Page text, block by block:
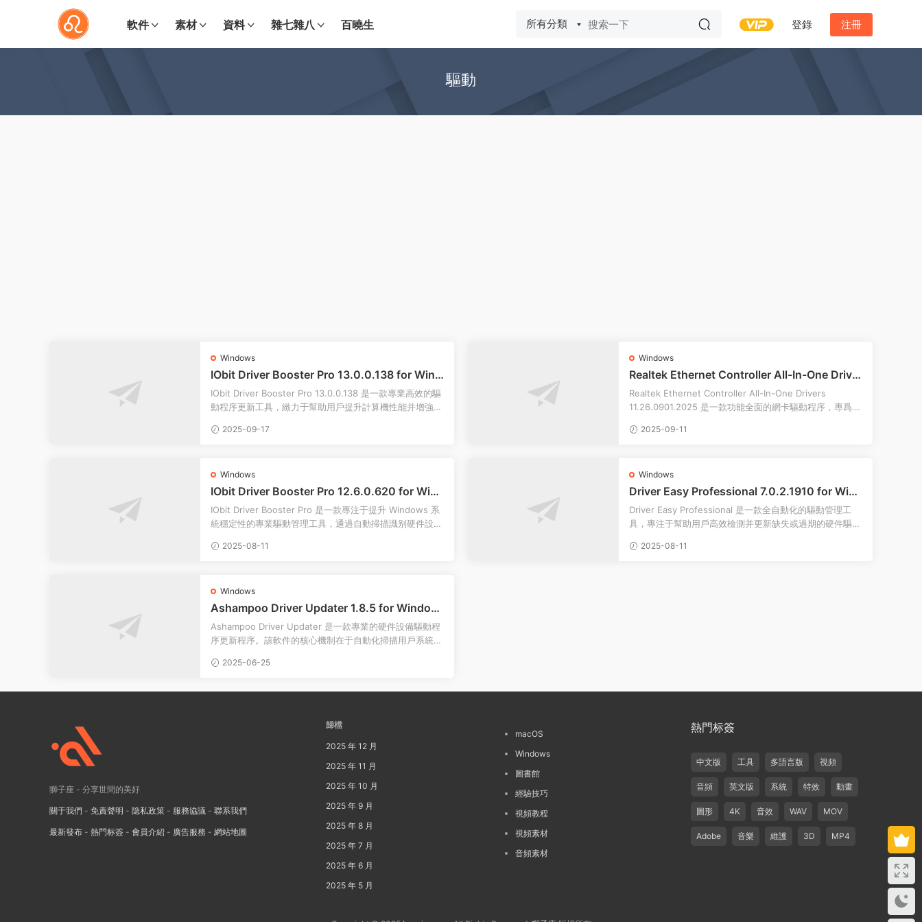
軟件 素材 資料 雜七雜八 百曉生 所有分類 登錄 注冊
驅動
Windows
IObit Driver Booster Pro 13.0.0.138 for Wind
ows中文版
IObit Driver Booster Pro 13.0.0.138 是一款專業高效的驅
動程序更新工具，緻力于幫助用戶提升計算機性能并增強系
2025-09-17
Windows
Realtek Ethernet Controller All-In-One Driver
s 11.26.0901.2025 for Windows
Realtek Ethernet Controller All-In-One Drivers
11.26.0901.2025 是一款功能全面的網卡驅動程序，專爲...
2025-09-11
Windows
IObit Driver Booster Pro 12.6.0.620 for Wind
ows中文版
IObit Driver Booster Pro 是一款專注于提升 Windows 系
統穩定性的專業驅動管理工具，通過自動掃描識别硬件設備
2025-08-11
Windows
Driver Easy Professional 7.0.2.1910 for Wind
ows中文專業版
Driver Easy Professional 是一款全自動化的驅動管理工
具，專注于幫助用戶高效檢測并更新缺失或過期的硬件驅動
2025-08-11
Windows
Ashampoo Driver Updater 1.8.5 for Window
s中文版
Ashampoo Driver Updater 是一款專業的硬件設備驅動程
序更新程序。該軟件的核心機制在于自動化掃描用戶系統，
2025-06-25
獅子座 - 分享世間的美好
關于我們 - 免責聲明 - 隐私政策 - 服務協議 - 聯系我們
最新發布 - 熱門标簽 - 會員介紹 - 廣告服務 - 網站地圖
歸檔
2025 年 12 月
2025 年 11 月
2025 年 10 月
2025 年 9 月
2025 年 8 月
2025 年 7 月
2025 年 6 月
2025 年 5 月
macOS
Windows
圖書館
經驗技巧
視頻教程
視頻素材
音頻素材
熱門标簽
中文版 工具 多語言版 視頻
音頻 英文版 系統 特效 動畫
圖形 4K 音效 WAV MOV
Adobe 音樂 維護 3D MP4